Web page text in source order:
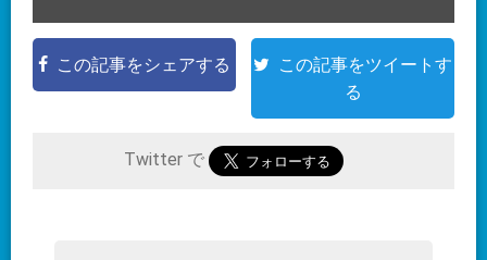
この記事をシェアする
この記事をツイートす
る
Twitter で